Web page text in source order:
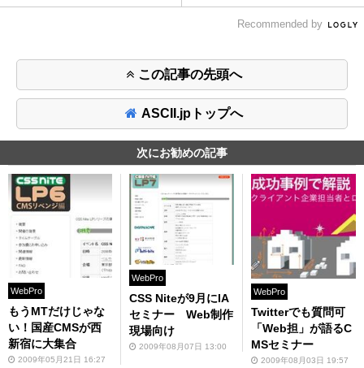
Recommended by
この記事の先頭へ
ASCII.jpトップへ
次にお勧めの記事
WebPro
もうMTだけじゃな
い！国産CMSが西
新宿に大集合
2009年05月21日 16:27
WebPro
CSS Niteが9月にIA
セミナー Web制作
現場向け
2009年08月07日 13:00
WebPro
Twitterでも質問可
「Web担」が語るC
MSセミナー
2009年08月03日 19:57